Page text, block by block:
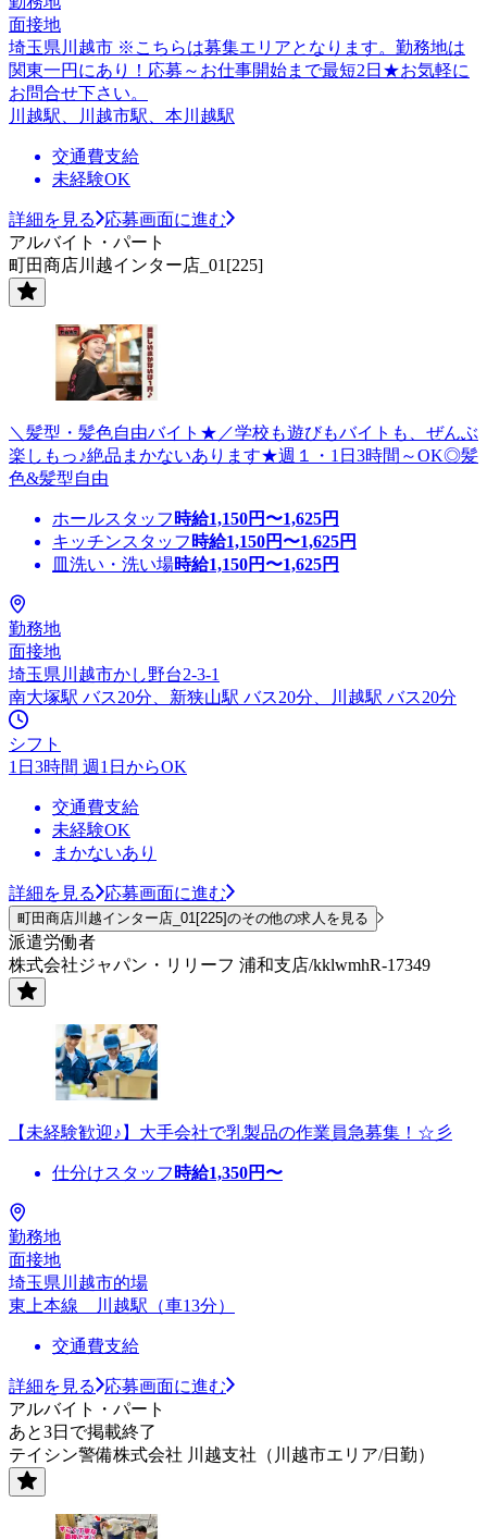
面接地
埼玉県川越市 ※こちらは募集エリアとなります。勤務地は
関東一円にあり！応募～お仕事開始まで最短2日★お気軽に
お問合せ下さい。
川越駅、川越市駅、本川越駅
交通費支給
未経験OK
詳細を見る
応募画面に進む
アルバイト・パート
町田商店川越インター店_01[225]
＼髪型・髪色自由バイト★／学校も遊びもバイトも、ぜんぶ
楽しもっ♪絶品まかないあります★週１・1日3時間～OK◎髪
色&髪型自由
ホールスタッフ 時給1,150円〜1,625円
キッチンスタッフ 時給1,150円〜1,625円
皿洗い・洗い場時給1,150円〜1,625円
勤務地
面接地
埼玉県川越市かし野台2-3-1
南大塚駅 バス20分、新狭山駅 バス20分、川越駅 バス20分
シフト
1日3時間 週1日からOK
交通費支給
未経験OK
まかないあり
詳細を見る 応募画面に進む
町田商店川越インター店_01[225]のその他の求人を見る
派遣労働者
株式会社ジャパン・リリーフ 浦和支店/kklwmhR-17349
【未経験歓迎♪】大手会社で乳製品の作業員急募集！☆彡
仕分けスタッフ 時給1,350円〜
勤務地
面接地
埼玉県川越市的場
東上本線 川越駅（車13分）
交通費支給
詳細を見る
応募画面に進む
アルバイト・パート
あと3日で掲載終了
テイシン警備株式会社 川越支社（川越市エリア/日勤）